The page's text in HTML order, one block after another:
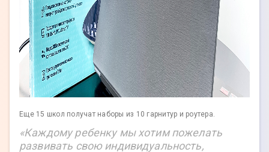
Еще 15 школ получат наборы из 10 гарнитур и роутера.
«Каждому ребенку мы хотим пожелать
развивать свою индивидуальность,